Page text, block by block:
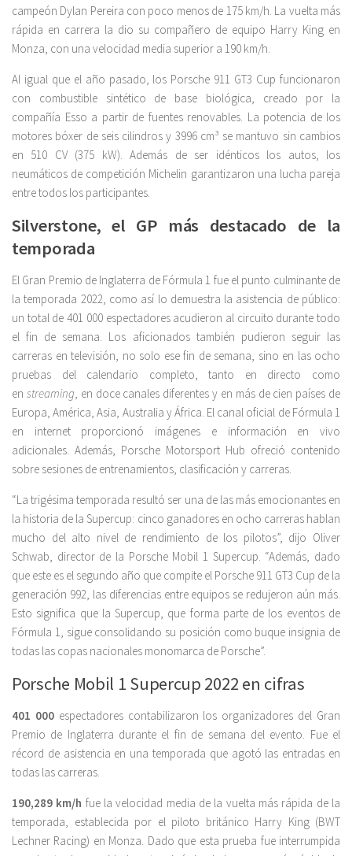
campeón Dylan Pereira con poco menos de 175 km/h. La vuelta más
rápida en carrera la dio su compañero de equipo Harry King en
Monza, con una velocidad media superior a 190 km/h.
Al igual que el año pasado, los Porsche 911 GT3 Cup funcionaron
con combustible sintético de base biológica, creado por la
compañía Esso a partir de fuentes renovables. La potencia de los
motores bóxer de seis cilindros y 3996 cm³ se mantuvo sin cambios
en 510 CV (375 kW). Además de ser idénticos los autos, los
neumáticos de competición Michelin garantizaron una lucha pareja
entre todos los participantes.
Silverstone, el GP más destacado de la
temporada
El Gran Premio de Inglaterra de Fórmula 1 fue el punto culminante de
la temporada 2022, como así lo demuestra la asistencia de público:
un total de 401 000 espectadores acudieron al circuito durante todo
el fin de semana. Los aficionados también pudieron seguir las
carreras en televisión, no solo ese fin de semana, sino en las ocho
pruebas del calendario completo, tanto en directo como
en streaming, en doce canales diferentes y en más de cien países de
Europa, América, Asia, Australia y África. El canal oficial de Fórmula 1
en internet proporcionó imágenes e información en vivo
adicionales. Además, Porsche Motorsport Hub ofreció contenido
sobre sesiones de entrenamientos, clasificación y carreras.
“La trigésima temporada resultó ser una de las más emocionantes en
la historia de la Supercup: cinco ganadores en ocho carreras hablan
mucho del alto nivel de rendimiento de los pilotos”, dijo Oliver
Schwab, director de la Porsche Mobil 1 Supercup. “Además, dado
que este es el segundo año que compite el Porsche 911 GT3 Cup de la
generación 992, las diferencias entre equipos se redujeron aún más.
Esto significa que la Supercup, que forma parte de los eventos de
Fórmula 1, sigue consolidando su posición como buque insignia de
todas las copas nacionales monomarca de Porsche”.
Porsche Mobil 1 Supercup 2022 en cifras
401 000espectadores contabilizaron los organizadores del Gran
Premio de Inglaterra durante el fin de semana del evento. Fue el
récord de asistencia en una temporada que agotó las entradas en
todas las carreras.
190,289 km/h fue la velocidad media de la vuelta más rápida de la
temporada, establecida por el piloto británico Harry King (BWT
Lechner Racing) en Monza. Dado que esta prueba fue interrumpida